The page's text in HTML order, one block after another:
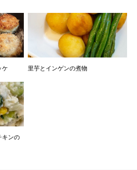
ケ 里芋とインゲンの煮物
キンの